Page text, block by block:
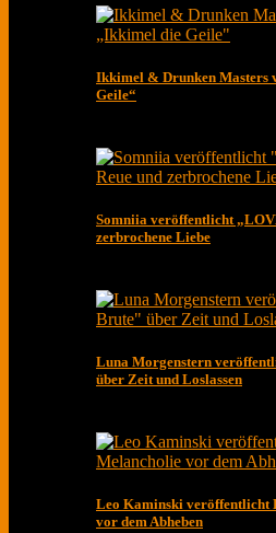
Ikkimel & Drunken Masters
Geile“
Somniia veröffentlicht
zerbrochene Liebe
Luna Morgenstern
über Zeit und Loslassen
Leo Kaminski veröffentlicht
vor dem Abheben